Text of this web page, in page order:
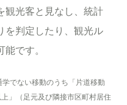
光客と見なし、統計
を判定したり、観光ル
です。
でない移動のうち「片道移動
」（足元及び隣接市区町村居住